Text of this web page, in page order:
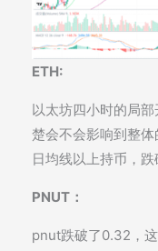
ETH:
以太坊四小时的局
楚会不会影响到整
日均线以上持币，跌
PNUT：
pnut跌破了0.32，